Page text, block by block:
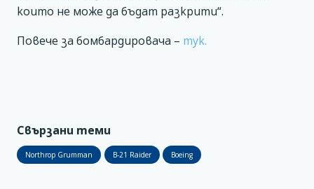
които не може да бъдат разкрити“.
Повече за бомбардировача – тук.
Свързани теми
Northrop Grumman B-21 Raider Boeing